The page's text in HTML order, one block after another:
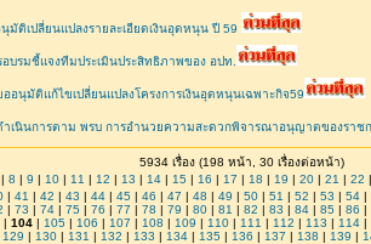
ติเปลี่ยนแปลงรายละเอียดเงินอุดหนุน ปี 59
บรมชี้แจงทีมประเมินประสิทธิภาพของ อปท.
อนุมัติแก้ไขเปลี่ยนแปลงโครงการเงินอุดหนุนเฉพาะกิจ59
ำเนินการตาม พรบ การอำนวยความสะดวกพิจารณาอนุญาตของราช
5934 เรื่อง (198 หน้า, 30 เรื่องต่อหน้า)
| 8 | 9 | 10| 11 | 12 | 13 | 14| 15| 16 | 17 | 18 | 19 | 20| 21 | 22 |
| 41 | 42 | 43 | 44 | 45 | 46 | 47 | 48 | 49 | 50 | 51 | 52 | 53 | 54 |
| 73 | 74 | 75 | 76 | 77 | 78 | 79 | 80 | 81 | 82 | 83 | 84 | 85 | 86 |
| 104 | 105 | 106 | 107 | 108 | 109 | 110 | 111 | 112 | 113 | 114 |
129 | 130| 131 | 132 | 133 | 134| 135| 136 | 137 | 138 | 139 |